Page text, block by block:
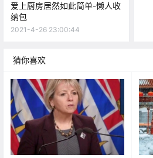
爱上厨房居然如此简单-懒人收
纳包
2021-4-26 23:00:44
猜你喜欢